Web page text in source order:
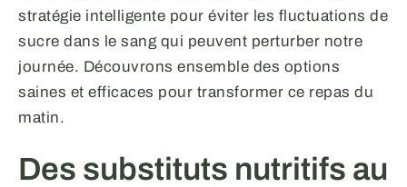
stratégie intelligente pour éviter les fluctuations de
sucre dans le sang qui peuvent perturber notre
journée. Découvrons ensemble des options
saines et efficaces pour transformer ce repas du
matin.
Des substituts nutritifs au